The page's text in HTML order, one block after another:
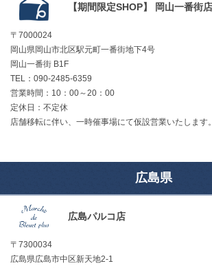
【期間限定SHOP】 岡山一番街
〒7000024
岡山県岡山市北区駅元町一番街地下4号
岡山一番街 B1F
TEL：090-2485-6359
営業時間：10：00～20：00
定休日：不定休
店舗移転に伴い、一時催事場にて仮設営業いたします。
広島県
広島パルコ店
〒7300034
広島県広島市中区新天地2-1